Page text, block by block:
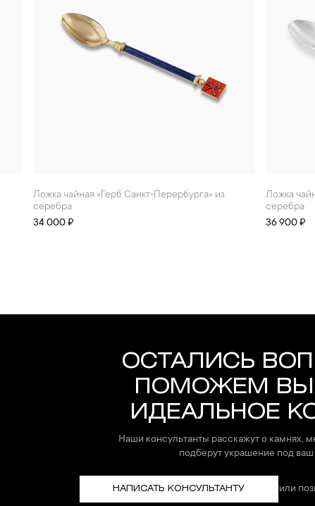
Ложка чайная «Герб Санкт-Перербурга» из
серебра
34 000 ₽
Ложка чайная «Лев у Адмиралтейства» из
серебра
36 900 ₽
ОСТАЛИСЬ
ПОМОЖЕМ
ИДЕАЛЬНОЕ
Наши консультанты расскажут о камнях,
подберут украшение под ваш
НАПИСАТЬ КОНСУЛЬТАНТУ или